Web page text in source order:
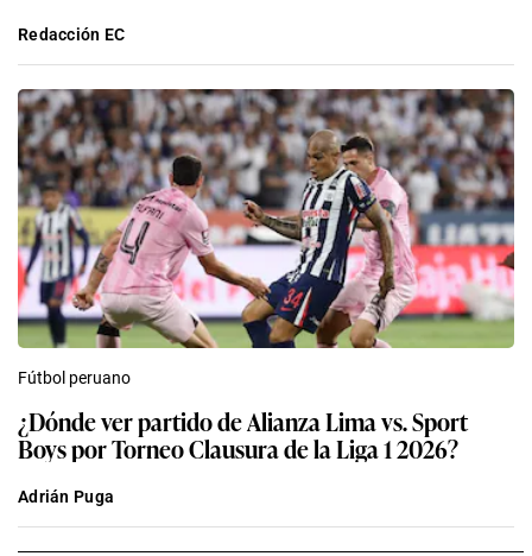
Redacción EC
Fútbol peruano
¿Dónde ver partido de Alianza Lima vs. Sport
Boys por Torneo Clausura de la Liga 1 2026?
Adrián Puga